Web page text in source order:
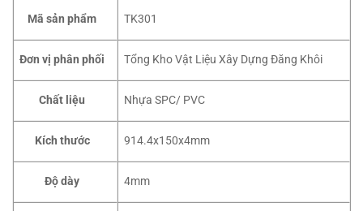
Mã sản phẩm TK301
Đơn vị phân phối Tổng Kho Vật Liệu Xây Dựng Đăng Khôi
Chất liệu Nhựa SPC/ PVC
Kích thước 914.4x150x4mm
Độ dày 4mm